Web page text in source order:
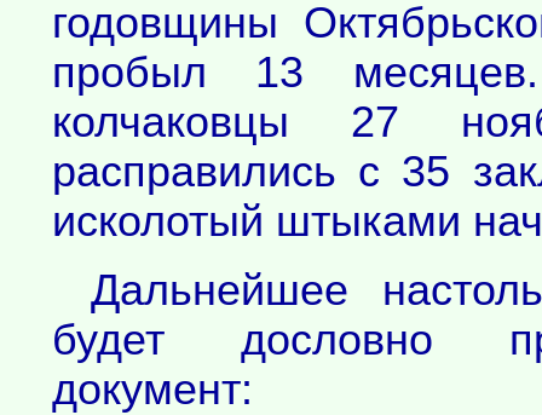
годовщины
пробыл 13
колчаковцы 27
расправились с 35
исколотый штыками
Дальнейшее
будет дословно
документ: